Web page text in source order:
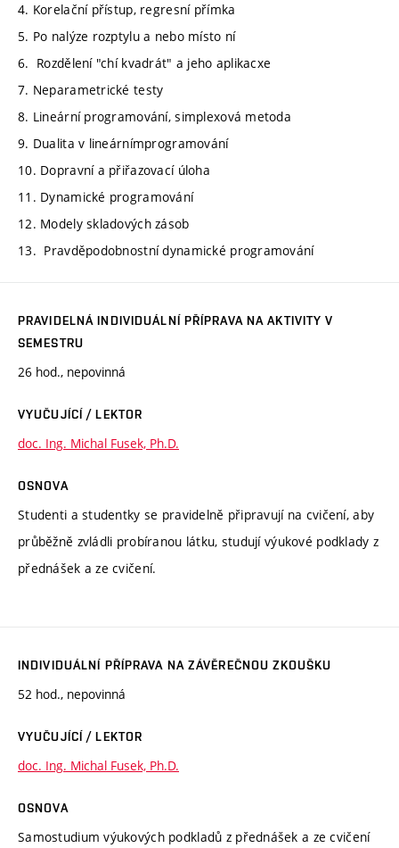
4. Korelační přístup, regresní přímka
5. Po nalýze rozptylu a nebo místo ní
6. Rozdělení "chí kvadrát" a jeho aplikacxe
7. Neparametrické testy
8. Lineární programování, simplexová metoda
9. Dualita v lineárnímprogramování
10. Dopravní a přiřazovací úloha
11. Dynamické programování
12. Modely skladových zásob
13. Pravděpodobnostní dynamické programování
PRAVIDELNÁ INDIVIDUÁLNÍ PŘÍPRAVA NA AKTIVITY V
SEMESTRU
26 hod., nepovinná
VYUČUJÍCÍ / LEKTOR
doc. Ing. Michal Fusek, Ph.D.
OSNOVA
Studenti a studentky se pravidelně připravují na cvičení, aby
průběžně zvládli probíranou látku, studují výukové podklady z
přednášek a ze cvičení.
INDIVIDUÁLNÍ PŘÍPRAVA NA ZÁVĚREČNOU ZKOUŠKU
52 hod., nepovinná
VYUČUJÍCÍ / LEKTOR
doc. Ing. Michal Fusek, Ph.D.
OSNOVA
Samostudium výukových podkladů z přednášek a ze cvičení